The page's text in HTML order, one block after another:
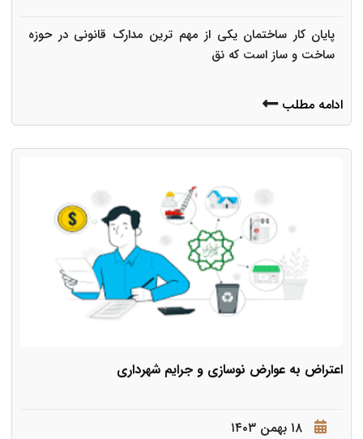
پایان کار ساختمان یکی از مهم ترین مدارک قانونی در حوزه
ساخت و ساز است که نق
ادامه مطلب
اعتراض به عوارض نوسازی و جرایم شهرداری
۱۸ بهمن ۱۴۰۳